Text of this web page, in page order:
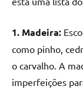
1. Madeira:
como pinho,
o carvalho. A
imperfeições